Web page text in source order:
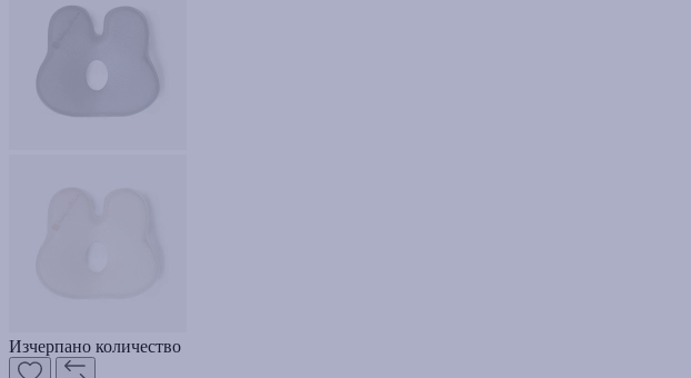
Изчерпано количество